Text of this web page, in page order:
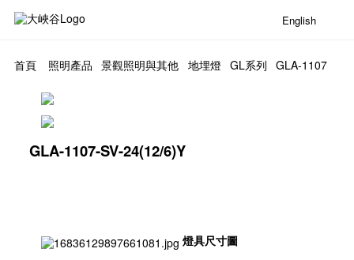
English
首頁 照明產品 景觀照明與其他 地埋燈 GL系列 GLA-1107
GLA-1107-SV-24(12/6)Y
燈具尺寸圖